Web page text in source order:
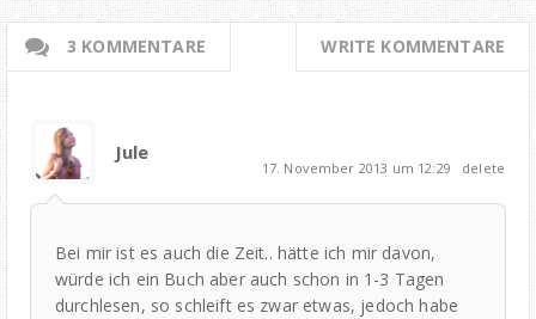
3 KOMMENTARE WRITE KOMMENTARE
Jule
17. November 2013 um 12:29 delete
Bei mir ist es auch die Zeit.. hätte ich mir davon,
würde ich ein Buch aber auch schon in 1-3 Tagen
durchlesen, so schleift es zwar etwas, jedoch habe